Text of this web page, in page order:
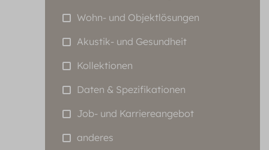
Wohn- und Objektlösungen
Akustik- und Gesundheit
Kollektionen
Daten & Spezifikationen
Job- und Karriereangebot
anderes